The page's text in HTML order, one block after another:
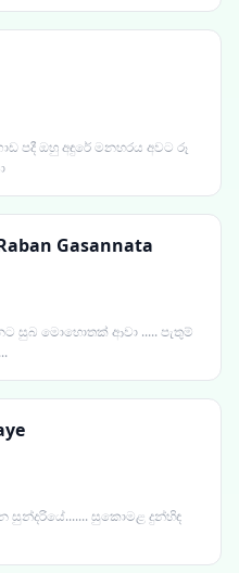
පදී ඔහු අඳුරේ මනහරය අවට රූ
Gasannata
සුබ මොහොතක් ආවා ..... පැතුම්
සුන්දරියේ....... සුකොමළ දුන්හිඳ